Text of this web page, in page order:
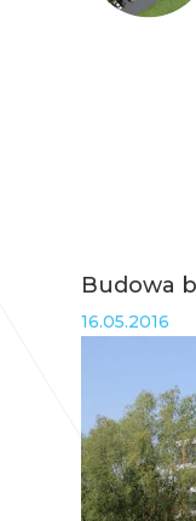
Budowa
16.05.2016